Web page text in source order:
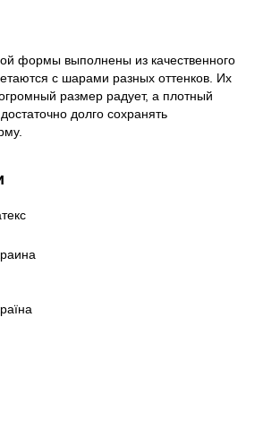
формы выполнены из качественного
с шарами разных оттенков. Их
размер радует, а плотный
долго сохранять